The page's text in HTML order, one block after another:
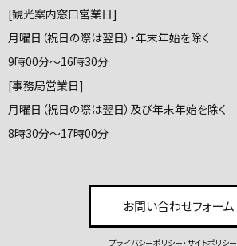
[観光案内窓口営業日]
月曜日（祝日の際は翌日）・年末年始を除く
9時00分～16時30分
[事務局営業日]
月曜日（祝日の際は翌日）及び年末年始を除く
8時30分～17時00分
お問い合わせフォーム
プライバシーポリシー・サイトポリシー